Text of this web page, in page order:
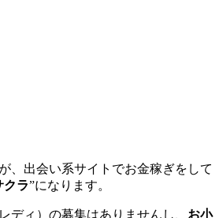
、出会い系サイトでお金稼ぎをして
クラ”になります。
ディ）の募集はありませんし、 お小